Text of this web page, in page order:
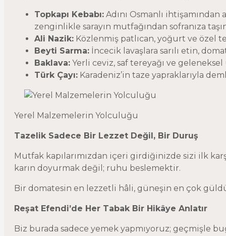
Topkapı Kebabı: Adını Osmanlı
zenginlikle sarayın mutfağından sofranıza
Ali Nazik: Közlenmiş patlıcan, yoğurt ve
Beyti Sarma: İncecik lavaşlara sarılı etin,
Baklava: Yerli ceviz, saf tereyağı ve
Türk Çayı: Karadeniz’in taze yapraklarıyla
Yerel Malzemelerin Yolculuğu
Tazelik Sadece Bir Lezzet Değil, Bir Duruş
Mutfak kapılarımızdan içeri girdiğinizde sizi ilk
karın doyurmak değil; ruhu beslemektir.
Bir domatesin en lezzetli hâli, güneşin en çok
Reşat Efendi’de Her Tabak Bir Hikâye Anlatır
Biz burada sadece yemek yapmıyoruz; geçmişle